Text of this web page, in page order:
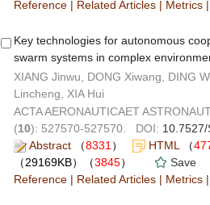
Reference | Related Articles | Metrics
Key technologies for autonomous
swarm systems in complex
XIANG Jinwu, DONG Xiwang, DING
Lincheng, XIA Hui
ACTA AERONAUTICAET
(10): 527570-527570. DOI:
Abstract （8331 ） HTML （
（29169KB）（3845）
Save
Reference | Related Articles | Metrics